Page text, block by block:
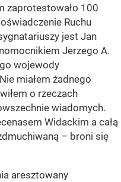
zaprotestowało 100
Ruchu
jest Jan
Jerzego A.
wojewody
miałem żadnego
o rzeczach
wiadomych.
Widackim a całą
– broni się
aresztowany